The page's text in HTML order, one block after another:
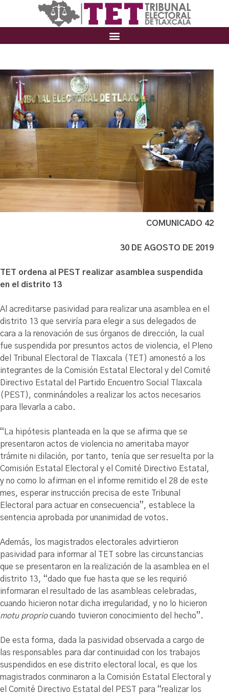
COMUNICADO 42
30 DE AGOSTO DE 2019
TET ordena al PEST realizar asamblea suspendida
en el distrito 13
Al acreditarse pasividad para realizar una asamblea en el
distrito 13 que serviría para elegir a sus delegados de
cara a la renovación de sus órganos de dirección, la cual
fue suspendida por presuntos actos de violencia, el Pleno
del Tribunal Electoral de Tlaxcala (TET) amonestó a los
integrantes de la Comisión Estatal Electoral y del Comité
Directivo Estatal del Partido Encuentro Social Tlaxcala
(PEST), conminándoles a realizar los actos necesarios
para llevarla a cabo.
“La hipótesis planteada en la que se afirma que se
presentaron actos de violencia no ameritaba mayor
trámite ni dilación, por tanto, tenía que ser resuelta por la
Comisión Estatal Electoral y el Comité Directivo Estatal,
y no como lo afirman en el informe remitido el 28 de este
mes, esperar instrucción precisa de este Tribunal
Electoral para actuar en consecuencia”, establece la
sentencia aprobada por unanimidad de votos.
Además, los magistrados electorales advirtieron
pasividad para informar al TET sobre las circunstancias
que se presentaron en la realización de la asamblea en el
distrito 13, “dado que fue hasta que se les requirió
informaran el resultado de las asambleas celebradas,
cuando hicieron notar dicha irregularidad, y no lo hicieron
motu propriocuando tuvieron conocimiento del hecho”.
De esta forma, dada la pasividad observada a cargo de
las responsables para dar continuidad con los trabajos
suspendidos en ese distrito electoral local, es que los
magistrados conminaron a la Comisión Estatal Electoral y
el Comité Directivo Estatal del PEST para “realizar los